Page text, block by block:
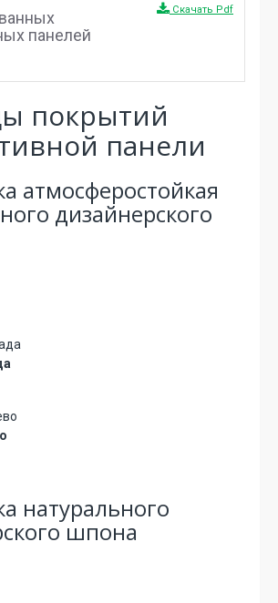
панелей
Скачать Pdf
покрытий
панели
атмосферостойкая
дизайнерского
натурального
шпона